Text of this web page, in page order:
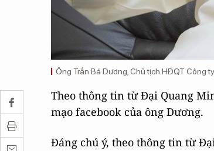
Ông Trần Bá Dương, Chủ tịch HĐQT Công
Theo thông tin từ Đại Quang
mạo facebook của ông Dương.
Đáng chú ý, theo thông tin từ